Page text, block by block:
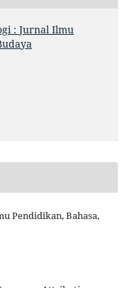
: Jurnal Ilmu
Pendidikan, Bahasa,